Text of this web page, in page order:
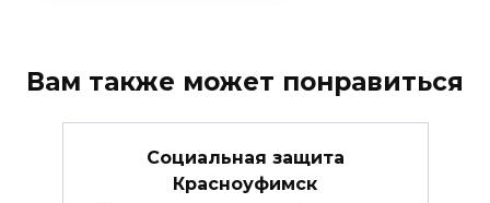
Вам также может понравиться
Социальная защита
Красноуфимск